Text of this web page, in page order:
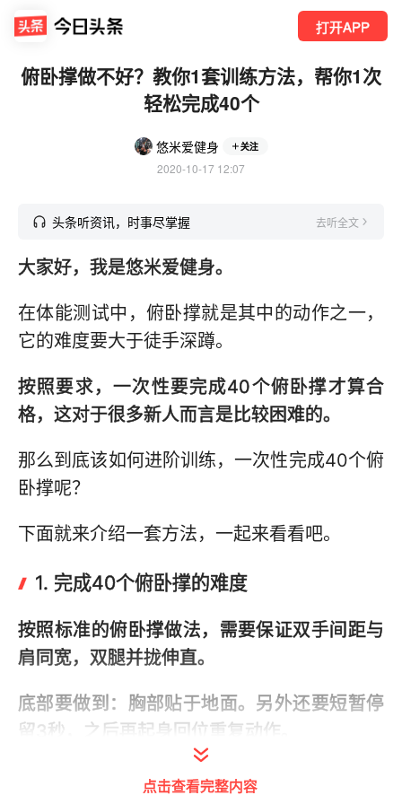
打开APP
俯卧撑做不好？教你1套训练方法，帮你1次
轻松完成40个
悠米爱健身 关注
2020-10-17 12:07
头条听资讯，时事尽掌握 去听全文
大家好，我是悠米爱健身。
在体能测试中，俯卧撑就是其中的动作之一，
它的难度要大于徒手深蹲。
按照要求，一次性要完成40个俯卧撑才算合
格，这对于很多新人而言是比较困难的。
那么到底该如何进阶训练，一次性完成40个俯
卧撑呢？
下面就来介绍一套方法，一起来看看吧。
1. 完成40个俯卧撑的难度
按照标准的俯卧撑做法，需要保证双手间距与
肩同宽，双腿并拢伸直。
底部要做到：胸部贴于地面。另外还要短暂停
留3秒，之后再起身回位重复动作。
点击查看完整内容